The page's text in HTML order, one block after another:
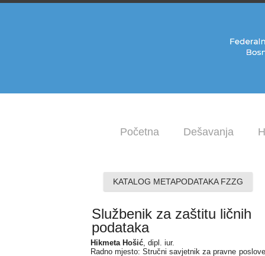
Početna Dešavanja
KATALOG METAPODATAKA FZZG
Službenik za zaštitu ličnih
podataka
Hikmeta Hošić, dipl. iur.
Radno mjesto: Stručni savjetnik za pravne poslove